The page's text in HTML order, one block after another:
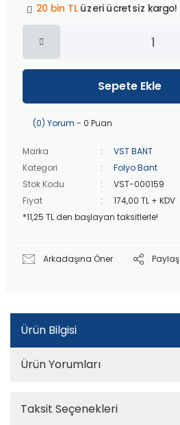
20 bin TLüzeri ücretsiz kargo!
40 bin TL
Peşin fiyatına
üzeri ücretsiz kargo!
üzeri ücretsiz kargo!
40 bin TLüzeri özel teklif!
Sepete Ekle
(0) Yorum - 0 Puan
Marka
VST BANT
Kategori
Folyo Bant
Stok Kodu
VST-000159
Fiyat
174,00 TL + KDV
*11,25 TL den başlayan taksitlerle!
Arkadaşına Öner Paylaş
Ürün Bilgisi
Ürün Yorumları
Taksit Seçenekleri